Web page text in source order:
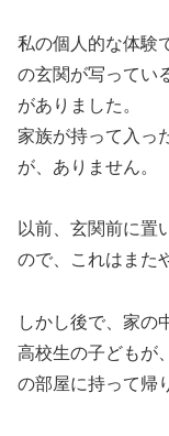
私の個人的な体験
の玄関が写ってい
がありました。
家族が持って入っ
が、ありません。
以前、玄関前に置
ので、これはまた
しかし後で、家の
高校生の子どもが
の部屋に持って帰